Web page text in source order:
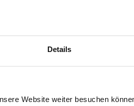
Details
Website weiter besuchen